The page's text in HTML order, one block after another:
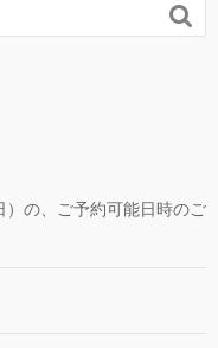

）の、ご予約可能日時のご